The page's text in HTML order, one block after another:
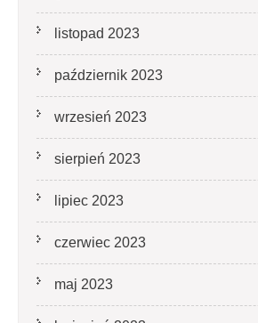
listopad 2023
październik 2023
wrzesień 2023
sierpień 2023
lipiec 2023
czerwiec 2023
maj 2023